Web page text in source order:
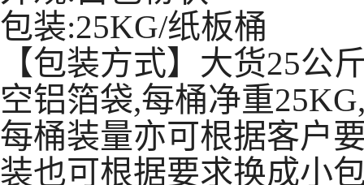
包装:25KG/纸板桶
【包装方式】大货25公
空铝箔袋,每桶净重
每桶装量亦可根据客户
装也可根据要求换成小